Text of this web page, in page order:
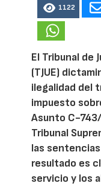
1122
El Tribunal de
(TJUE)
ilegalidad del
impuesto
Asunto C-
Tribunal
las
resultado es
servicio y los